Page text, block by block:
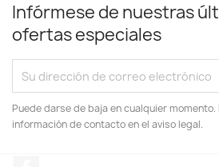
Infórmese de nuestras
ofertas especiales
Puede darse de baja en cualquier
información de contacto en el aviso legal.